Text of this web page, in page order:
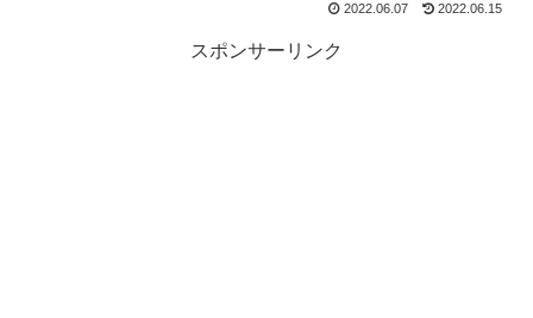
2022.06.07 2022.06.15
スポンサーリンク